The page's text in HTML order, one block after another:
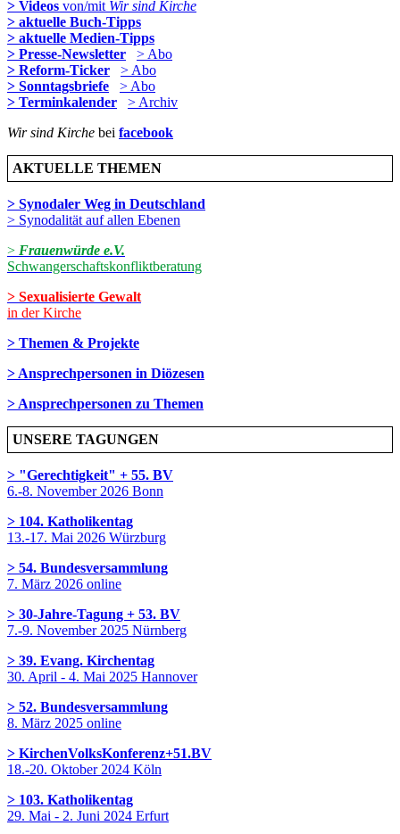
> Videos von/mit Wir sind Kirche
> aktuelle Buch-Tipps
> aktuelle Medien-Tipps
> Presse-Newsletter
> Abo
> Reform-Ticker
> Abo
> Sonntagsbriefe
> Abo
> Terminkalender
> Archiv
Wir sind Kirche bei facebook
AKTUELLE THEMEN
> Synodaler Weg in Deutschland
> Synodalität auf allen Ebenen
> Frauenwürde e.V.
Schwangerschaftskonfliktberatung
> Sexualisierte Gewalt
in der Kirche
> Themen & Projekte
> Ansprechpersonen in Diözesen
> Ansprechpersonen zu Themen
UNSERE TAGUNGEN
> "Gerechtigkeit" + 55. BV
6.-8. November 2026 Bonn
> 104. Katholikentag
13.-17. Mai 2026 Würzburg
> 54. Bundesversammlung
7. März 2026 online
> 30-Jahre-Tagung + 53. BV
7.-9. November 2025 Nürnberg
> 39. Evang. Kirchentag
30. April - 4. Mai 2025 Hannover
> 52. Bundesversammlung
8. März 2025 online
> KirchenVolksKonferenz+51.BV
18.-20. Oktober 2024 Köln
> 103. Katholikentag
29. Mai - 2. Juni 2024 Erfurt